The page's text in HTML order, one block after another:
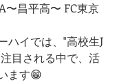
〜昌平高〜 FC東京
ハイでは、"高校生J
目される中で、活
ます😁